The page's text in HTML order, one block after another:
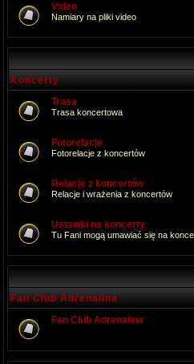
Video
Namiary na pliki video
Koncerty
Trasa
Trasa koncertowa
Fotorelacje
Fotorelacje z koncertów
Relacje z koncertów
Relacje i wrażenia z koncertów
Ustawki na koncerty
Tu Fani mogą umawiać się na
Fan Club Adrenalina
Fan Club Adrenalina